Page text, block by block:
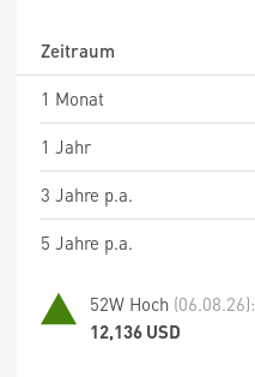
Zeitraum
1 Monat
1 Jahr
3 Jahre p.a.
5 Jahre p.a.
52W Hoch (06.08.26):
12,136 USD